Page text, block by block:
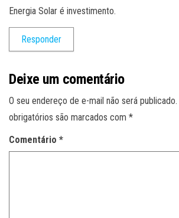
Energia Solar é investimento.
Responder
Deixe um comentário
O seu endereço de e-mail não será publicado.
obrigatórios são marcados com *
Comentário *